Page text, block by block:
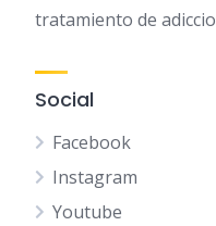
tratamiento de
Social
Facebook
Instagram
Youtube